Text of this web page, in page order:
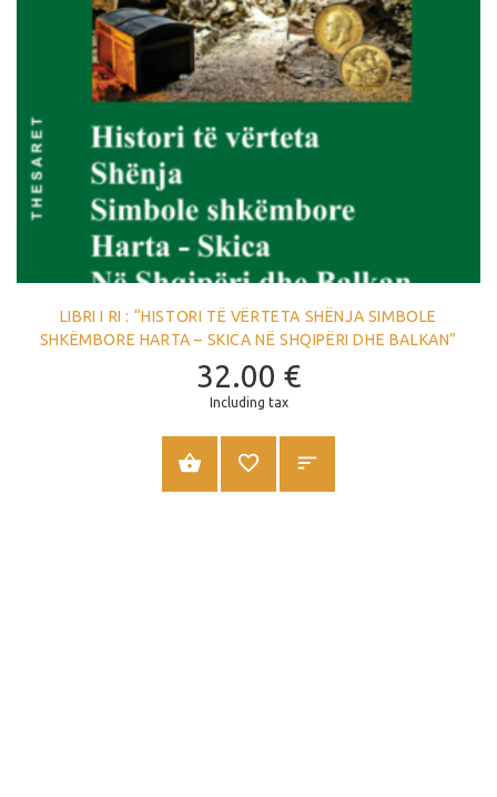
LIBRI I RI : “HISTORI TË VËRTETA SHËNJA SIMBOLE
SHKËMBORE HARTA – SKICA NË SHQIPËRI DHE BALKAN”
32.00 €
Including tax
SHTOJE NË SHPORTË